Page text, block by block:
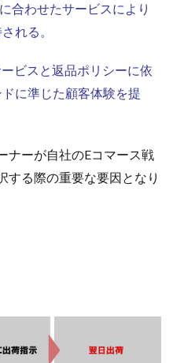
合わせたサービスにより
れる。
ビスと返品ポリシーに依
に準じた顧客体験を提
ナーが自社のEコマース戦
する際の重要な要因となり